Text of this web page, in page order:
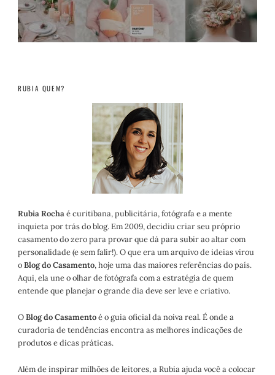
RUBIA QUEM?
Rubia Rochaé curitibana, publicitária, fotógrafa e a mente
inquieta por trás do blog. Em 2009, decidiu criar seu próprio
casamento do zero para provar que dá para subir ao altar com
personalidade (e sem falir!). O que era um arquivo de ideias virou
oBlog do Casamento, hoje uma das maiores referências do país.
Aqui, ela une o olhar de fotógrafa com a estratégia de quem
entende que planejar o grande dia deve ser leve e criativo.
OBlog do Casamentoé o guia oficial da noiva real. É onde a
curadoria de tendências encontra as melhores indicações de
produtos e dicas práticas.
Além de inspirar milhões de leitores, a Rubia ajuda você a colocar